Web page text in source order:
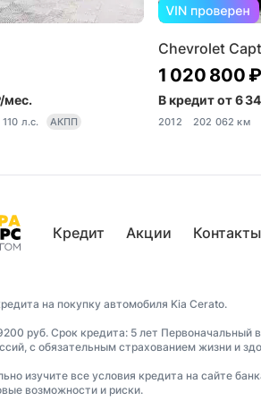
мес.
л.с. АКПП
Chevrolet
1 020 800 ₽
В кредит от 6
2012 202 062 км
Кредит Акции Контакты
на покупку автомобиля Kia Cerato.
руб. Срок кредита: 5 лет
с обязательным страхованием жизни и
изучите все условия кредита на сайте
возможности и риски.